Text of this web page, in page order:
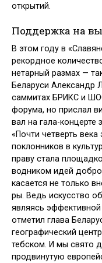
открытий.
Поддержка на
В этом году в
рекордное
нетарный размах —
Беларуси Александр
саммитах БРИКС и
форума, но прислал
вал на гала-концерте
«Почти четверть
поклонников в
праву стала
водником идей
касается не только
ры. Ведь искусство
являясь
от­метил глава
географический
тебском. И мы свято
продвинутую